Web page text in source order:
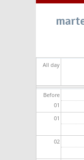
All day
Before
01
01
02